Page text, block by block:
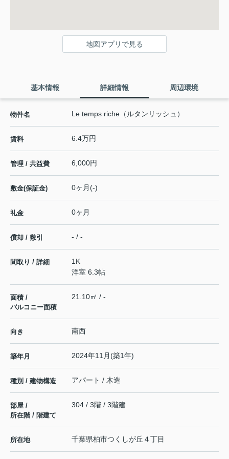
地図アプリで見る
基本情報 詳細情報 周辺環境
物件名 Le temps riche（ルタンリッシュ）
賃料 6.4万円
管理 / 共益費 6,000円
敷金(保証金) 0ヶ月(-)
礼金 0ヶ月
償却 / 敷引 - / -
間取り / 詳細
1K
洋室 6.3帖
面積 /
バルコニー面積
21.10㎡ / -
向き 南西
築年月 2024年11月(築1年)
種別 / 建物構造 アパート / 木造
部屋 /
所在階 / 階建て
304 / 3階 / 3階建
所在地 千葉県柏市つくしが丘 ４丁目